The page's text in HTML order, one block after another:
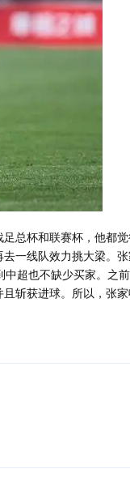
总杯和联赛杯，他都
一线队效力挑大梁。
超也不缺少买家。之
斩获进球。所以，张